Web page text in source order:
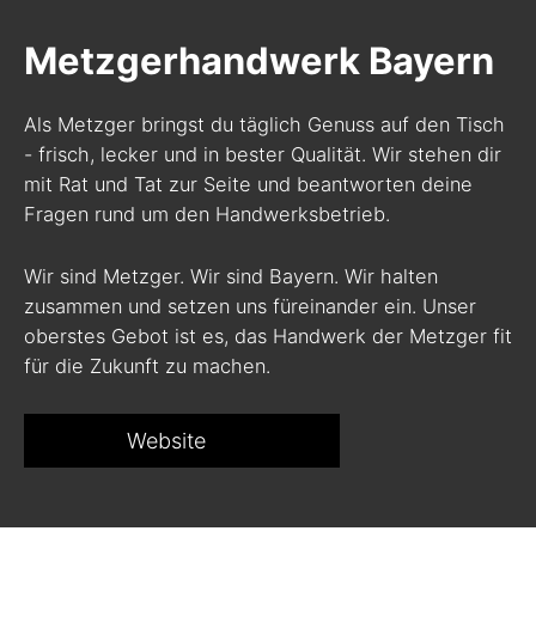
Metzgerhandwerk Bayern
Als Metzger bringst du täglich Genuss auf den Tisch
- frisch, lecker und in bester Qualität. Wir stehen dir
mit Rat und Tat zur Seite und beantworten deine
Fragen rund um den Handwerksbetrieb.
Wir sind Metzger. Wir sind Bayern. Wir halten
zusammen und setzen uns füreinander ein. Unser
oberstes Gebot ist es, das Handwerk der Metzger fit
für die Zukunft zu machen.
Website